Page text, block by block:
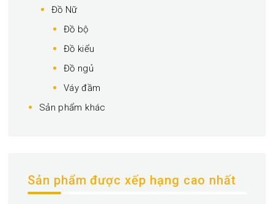
Đồ Nữ
Đồ bộ
Đồ kiểu
Đồ ngủ
Váy đầm
Sản phẩm khác
Sản phẩm được xếp hạng cao nhất